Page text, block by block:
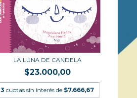
LA LUNA DE CANDELA
$23.000,00
3 cuotas sin interés de $7.666,67